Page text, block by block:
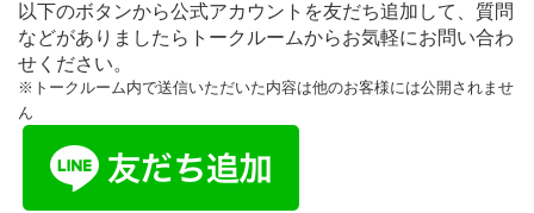
以下のボタンから公式アカウントを友だち追加して、質問
などがありましたらトークルームからお気軽にお問い合わ
せください。
※トークルーム内で送信いただいた内容は他のお客様には公開されませ
ん